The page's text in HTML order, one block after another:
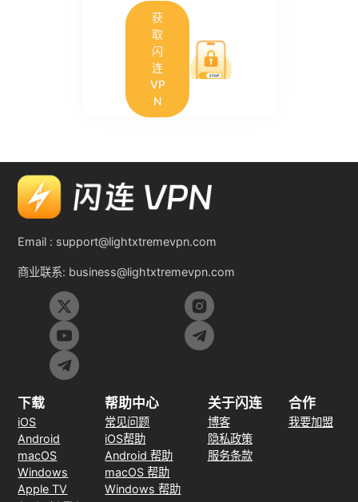
获
取
闪
连
VP
N
Email : support@lightxtremevpn.com
商业联系: business@lightxtremevpn.com
下载
iOS
Android
macOS
Windows
Apple TV
帮助中心
常见问题
iOS帮助
Android 帮助
macOS 帮助
Windows 帮助
关于闪连
博客
隐私政策
服务条款
合作
我要加盟